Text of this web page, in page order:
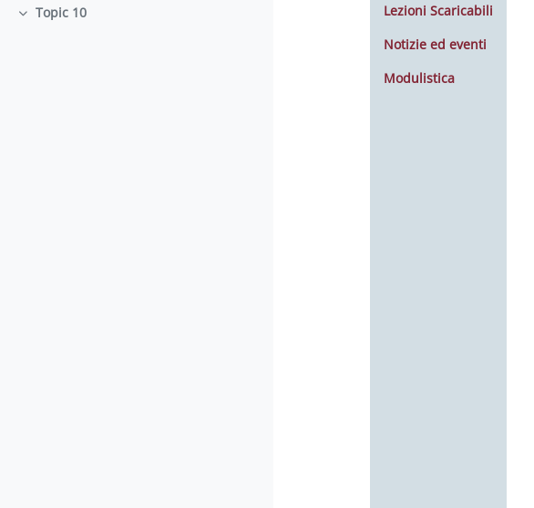
Minimizza
Topic 10
Lezioni Scaricabili
Notizie ed eventi
Modulistica